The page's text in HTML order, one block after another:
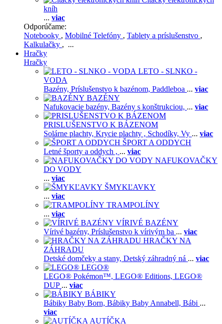
kníh
... viac
Odporúčame:
Notebooky , Mobilné Telefóny , Tablety a príslušenstvo ,
Kalkulačky , ...
Hračky
Hračky
LETO - SLNKO -
VODA
Bazény, Príslušenstvo k bazénom, Paddleboa ... viac
BAZÉNY
Nafukovacie bazény, Bazény s konštrukciou, ... viac
PRISLUŠENSTVO K BÁZENOM
Solárne plachty, Krycie plachty , Schodíky, Vy ... viac
ŠPORT A ODDYCH
Letné športy a oddych , ... viac
NAFUKOVAČKY
DO VODY
... viac
ŠMYKĽAVKY
... viac
TRAMPOLÍNY
... viac
VÍRIVÉ BAZÉNY
Vírivé bazény, Príslušenstvo k vírivým ba ... viac
HRAČKY NA
ZÁHRADU
Detské domčeky a stany, Detský záhradný ná ... viac
LEGO®
LEGO® Pokémon™, LEGO® Editions, LEGO®
DUP ... viac
BÁBIKY
Bábiky Baby Born, Bábiky Baby Annabell, Bábi ...
viac
AUTÍČKA